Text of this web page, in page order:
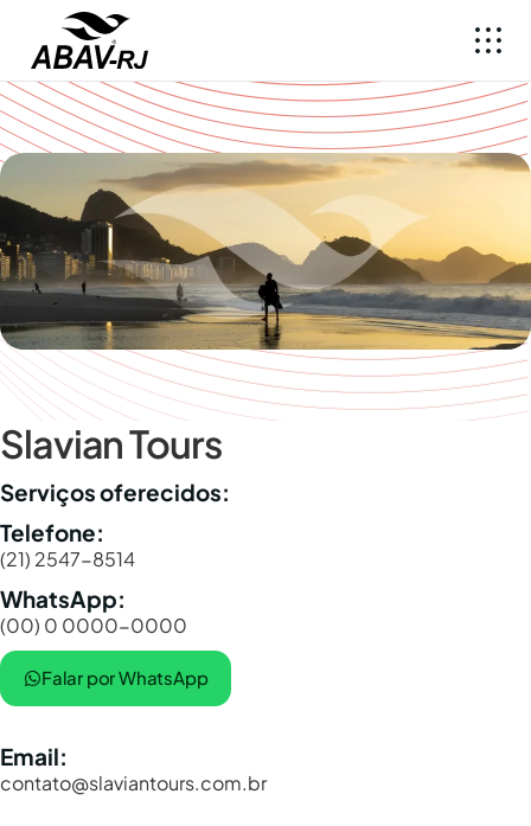
Slavian Tours
Serviços oferecidos:
Telefone:
(21) 2547-8514
WhatsApp:
(00) 0 0000-0000
Falar por WhatsApp
Email:
contato@slaviantours.com.br